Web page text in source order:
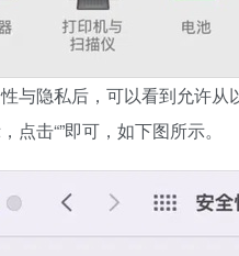
与隐私后，可以看到允许从
点击“”即可，如下图所示。